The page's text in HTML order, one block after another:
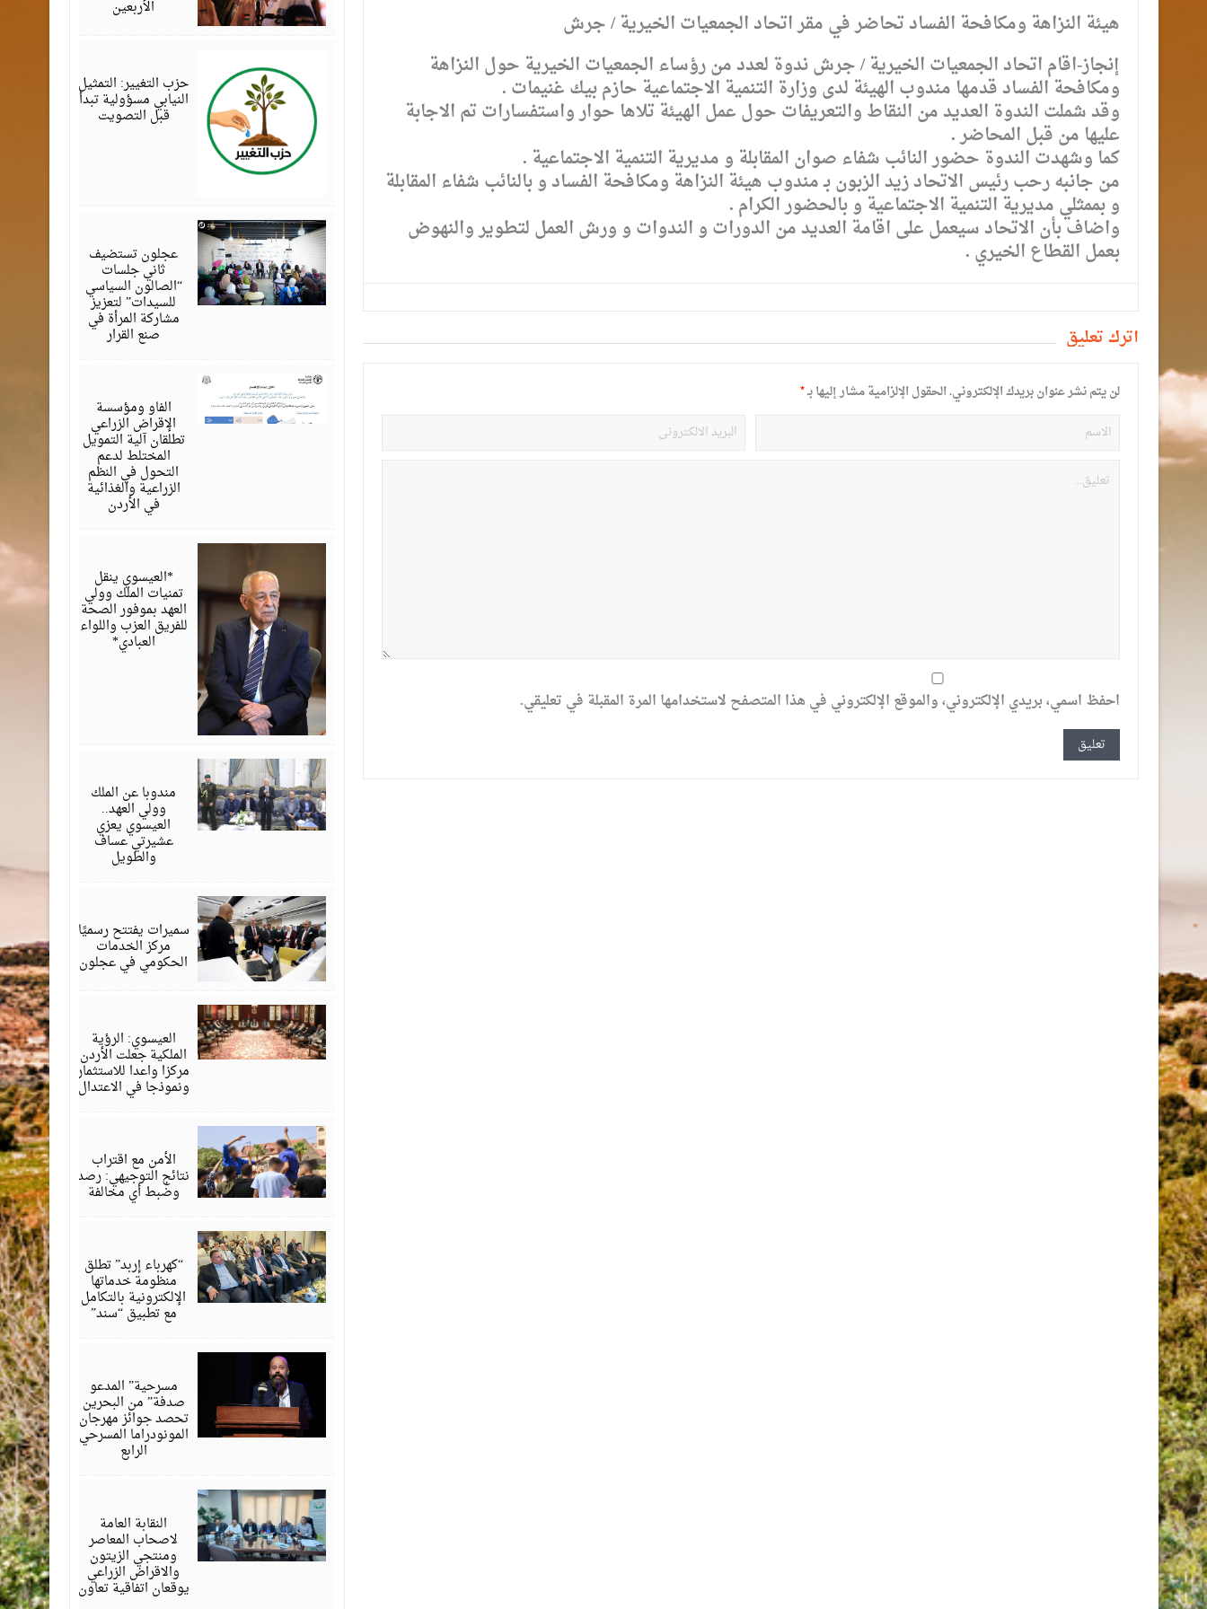
هيئة النزاهة ومكافحة الفساد تحاضر في مقر اتحاد الجمعيات الخيرية / جرش
إنجاز-اقام اتحاد الجمعيات الخيرية / جرش ندوة لعدد من رؤساء الجمعيات الخيرية حول النزاهة
ومكافحة الفساد قدمها مندوب الهيئة لدى وزارة التنمية الاجتماعية حازم بيك غنيمات .
وقد شملت الندوة العديد من النقاط والتعريفات حول عمل الهيئة تلاها حوار واستفسارات تم الاجابة
عليها من قبل المحاضر .
كما وشهدت الندوة حضور النائب شفاء صوان المقابلة و مديرية التنمية الاجتماعية .
من جانبه رحب رئيس الاتحاد زيد الزبون بـ مندوب هيئة النزاهة ومكافحة الفساد و بالنائب شفاء المقابلة
و بممثلي مديرية التنمية الاجتماعية و بالحضور الكرام .
واضاف بأن الاتحاد سيعمل على اقامة العديد من الدورات و الندوات و ورش العمل لتطوير والنهوض
بعمل القطاع الخيري .
أترك تعليق
لن يتم نشر عنوان بريدك الإلكتروني.الحقول الإلزامية مشار إليها بـ*
احفظ اسمي، بريدي الإلكتروني، والموقع الإلكتروني في هذا المتصفح لاستخدامها المرة المقبلة في تعليقي.
الأربعين
حزب التغيير: التمثيل
النيابي مسؤولية تبدأ
قبل التصويت
عجلون تستضيف
ثاني جلسات
“الصالون السياسي
للسيدات” لتعزيز
مشاركة المرأة في
صنع القرار
الفاو ومؤسسة
الإقراض الزراعي
تطلقان آلية التمويل
المختلط لدعم
التحول في النظم
الزراعية والغذائية
في الأردن
*العيسوي ينقل
تمنيات الملك وولي
العهد بموفور الصحة
للفريق العزب واللواء
العبادي*
مندوبا عن الملك
وولي العهد..
العيسوي يعزي
عشيرتي عساف
والطويل
سميرات يفتتح رسميًا
مركز الخدمات
الحكومي في عجلون
العيسوي: الرؤية
الملكية جعلت الأردن
مركزا واعدا للاستثمار
ونموذجا في الاعتدال
أغسطس
2026
الأمن مع اقتراب
نتائج التوجيهي: رصد
وضبط أي مخالفة
أغسطس
2026
“كهرباء إربد” تطلق
منظومة خدماتها
الإلكترونية بالتكامل
مع تطبيق “سند”
أغسطس
2026
مسرحية” المدعو
صدفة” من البحرين
تحصد جوائز مهرجان
المونودراما المسرحي
الرابع
أغسطس
2026
النقابة العامة
لاصحاب المعاصر
ومنتجي الزيتون
والاقراض الزراعي
يوقعان اتفاقية تعاون
أغسطس
2026